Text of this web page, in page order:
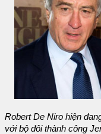
Robert De Niro hiện
với bộ đôi thành công